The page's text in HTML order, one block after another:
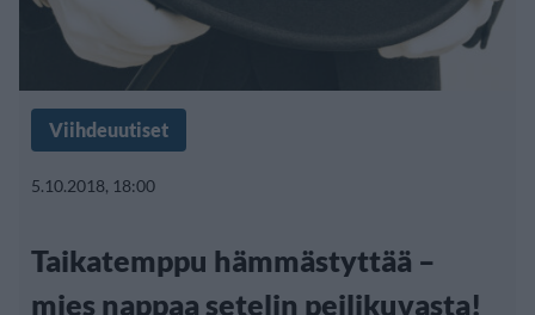
Viihdeuutiset
5.10.2018, 18:00
Taikatemppu hämmästyttää –
mies nappaa setelin peilikuvasta!